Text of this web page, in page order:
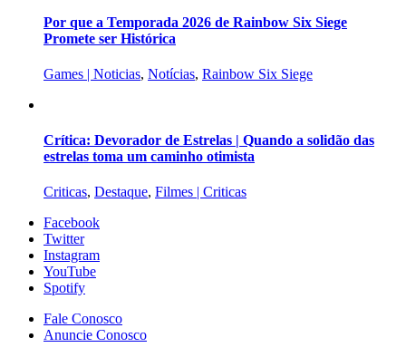
Por que a Temporada 2026 de Rainbow Six Siege
Promete ser Histórica
Games | Noticias, Notícias, Rainbow Six Siege
Crítica: Devorador de Estrelas | Quando a solidão das
estrelas toma um caminho otimista
Criticas, Destaque, Filmes | Criticas
Facebook
Twitter
Instagram
YouTube
Spotify
Fale Conosco
Anuncie Conosco